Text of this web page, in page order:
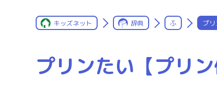
キッズネット 辞典 ふ プリ
プリンたい【プリン